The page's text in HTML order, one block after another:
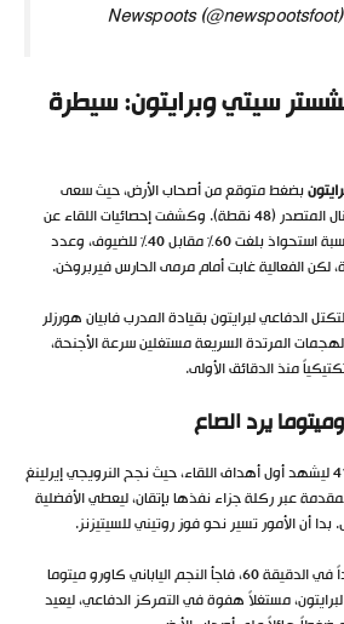
سيتي وبرايتون: سيطرة
بضغط متوقع من أصحاب الأرض، حيث سعى
السيتي لتقليص الفارق مع أرسنال المتصدر (48 نقطة). وكشفت إحصائيات اللقاء عن
هيمنة شبه مطلقة للسيتي بنسبة استحواذ بلغت 60% مقابل 40% للضيوف، وعدد
الدفاعي لبرايتون بقيادة المدرب فابيان هورزلر
المرتدة السريعة مستغلين سرعة الأجنحة،
منذ الدقائق الأولى.
يرد الصاع
انتظر الجمهور حتى الدقيقة 41 ليشهد أول أهداف اللقاء، حيث نجح النرويجي إيرلينغ
عبر ركلة جزاء نفذها بإتقان، ليعطي الأفضلية
أن الأمور تسير نحو فوز روتيني للسيتيزنز.
لكن في الشوط الثاني، وتحديداً في الدقيقة 60، فاجأ النجم الياباني كاورو ميتوما
مستغلاً هفوة في التمركز الدفاعي، ليعيد